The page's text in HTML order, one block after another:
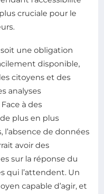
cruciale pour le
soit une obligation
disponible,
citoyens et des
analyses
à des
plus en plus
de données
avoir des
sur la réponse du
qui l’attendent. Un
capable d’agir, et